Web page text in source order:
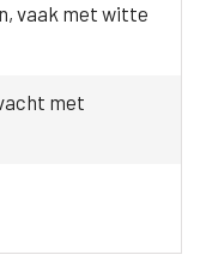
vaak met witte
met